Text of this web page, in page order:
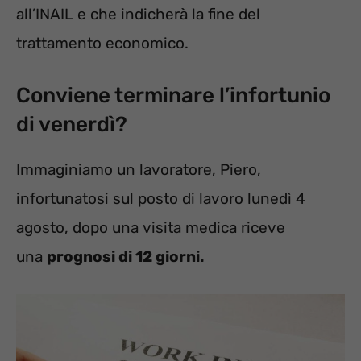
all’INAIL e che indicherà la fine del
trattamento economico.
Conviene terminare l’infortunio
di venerdì?
Immaginiamo un lavoratore, Piero,
infortunatosi sul posto di lavoro lunedì 4
agosto, dopo una visita medica riceve
una prognosi di 12 giorni.